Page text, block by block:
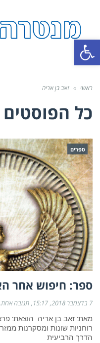
פתח סרגל נגישות
ראשי » זאב בן אריה
כל
ספרים
ספר: חיפוש אחר
7 בדצמבר 2018 15:17 תגובה אחת
רוחניות שונות ומסקרנות
הדרך הרביעית